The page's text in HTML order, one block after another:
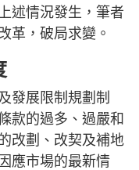
述情況發生，筆者
革，破局求變。
發展限制規劃制
款的過多、過嚴和
改劃、改契及補地
應市場的最新情